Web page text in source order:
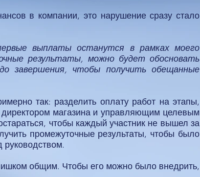
в компании, это нарушение сразу стало
выплаты останутся в рамках моего
результаты, можно будет обосновать
завершения, чтобы получить обещанные
так: разделить оплату работ на этапы,
магазина и управляющим целевым
чтобы каждый участник не вышел за
промежуточные результаты, чтобы было
руководством.
общим. Чтобы его можно было внедрить,